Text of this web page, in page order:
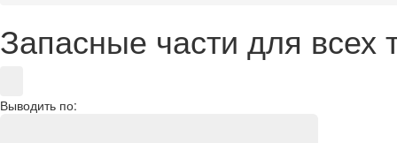
Запасные части для всех
Выводить по: